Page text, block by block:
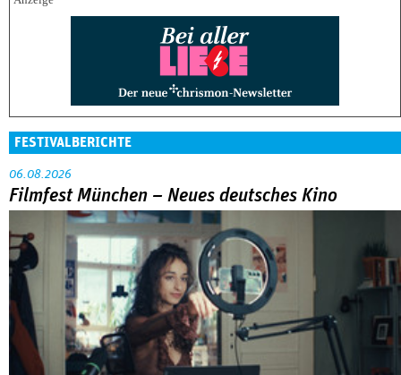
FESTIVALBERICHTE
06.08.2026
Filmfest München – Neues deutsches Kino